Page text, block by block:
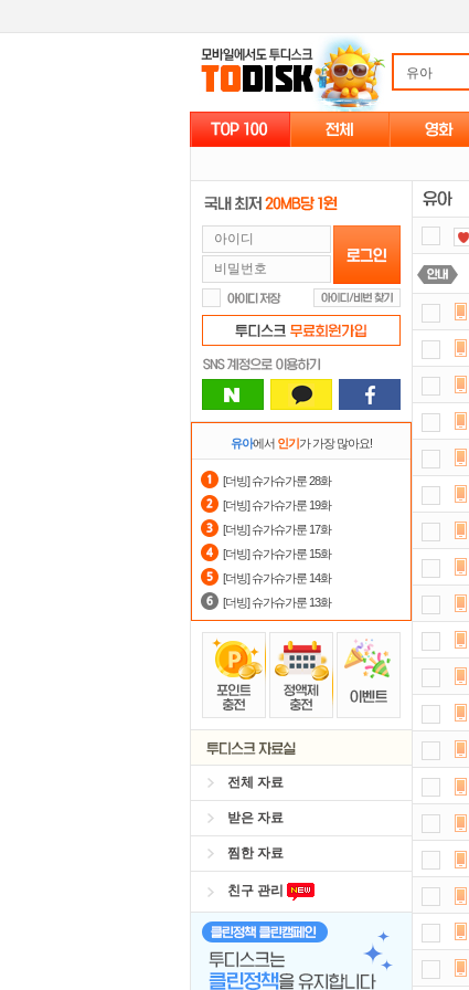
유아
유아에서 인기가 가장 많아요!
[더빙] 슈가슈가룬 28화
[더빙] 슈가슈가룬 19화
[더빙] 슈가슈가룬 17화
[더빙] 슈가슈가룬 15화
[더빙] 슈가슈가룬 14화
[더빙] 슈가슈가룬 13화
전체 자료
받은 자료
찜한 자료
친구 관리